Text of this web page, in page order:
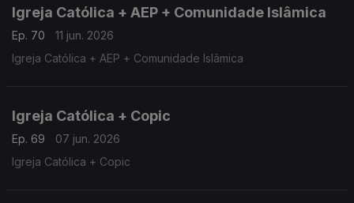
Igreja Católica + AEP + Comunidade Islâmica
Ep. 70
11 jun. 2026
Igreja Católica + AEP + Comunidade Islâmica
Igreja Católica + Copic
Ep. 69
07 jun. 2026
Igreja Católica + Copic